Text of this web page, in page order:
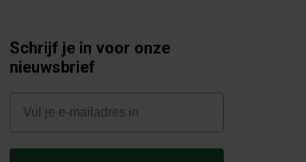
Schrijf je in voor onze
nieuwsbrief
E-mail